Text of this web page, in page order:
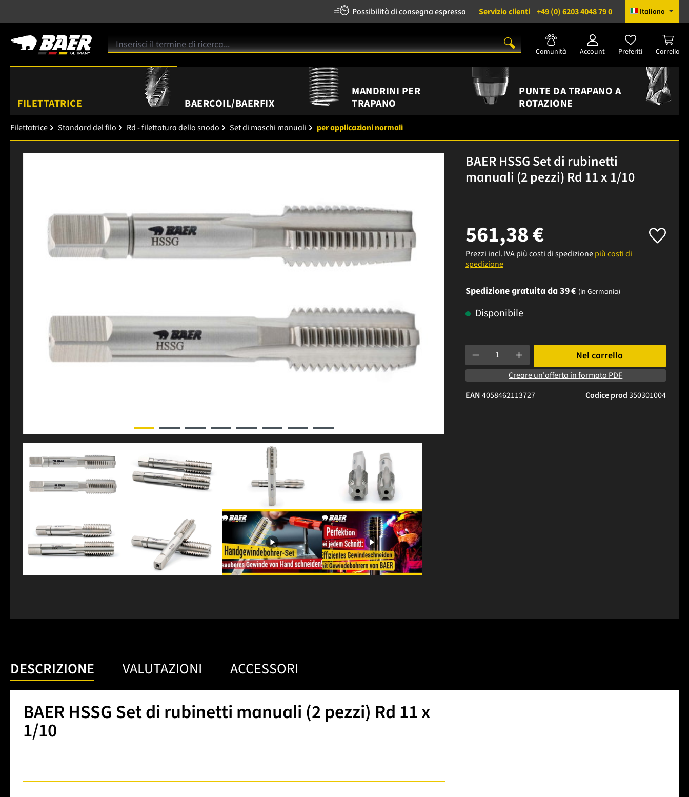
Possibilità di consegna espressa Servizio clienti +49 (0) 6203 4048 79 0 Italiano
Comunità Account Preferiti Carrello
FILETTATRICE BAERCOIL/BAERFIX
MANDRINI PER
TRAPANO
PUNTE DA TRAPANO A
ROTAZIONE
Filettatrice Standard del filo Rd - filettatura dello snodo Set di maschi manuali per applicazioni normali
BAER HSSG Set di rubinetti
manuali (2 pezzi) Rd 11 x 1/10
561,38 €
Prezzi incl. IVA più costi di spedizionepiù costi di
spedizione
Spedizione gratuita da 39 € (in Germania)
Disponibile
Quantità del prodotto: inserisci la quantità desiderata o usa i
Nel carrello
Creare un'offerta in formato PDF
Codice prod350301004
EAN4058462113727
DESCRIZIONE VALUTAZIONI ACCESSORI
BAER HSSG Set di rubinetti manuali (2 pezzi) Rd 11 x
1/10